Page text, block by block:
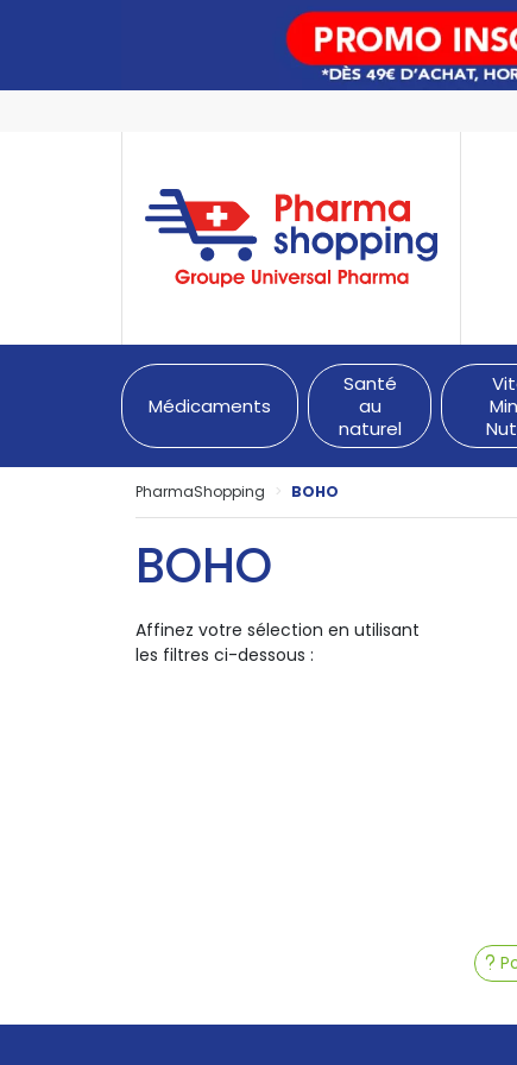
PharmaShopping
Médicaments
Santé
au
naturel
PharmaShopping BOHO
BOHO
Affinez votre sélection en utilisant
les filtres ci-dessous :